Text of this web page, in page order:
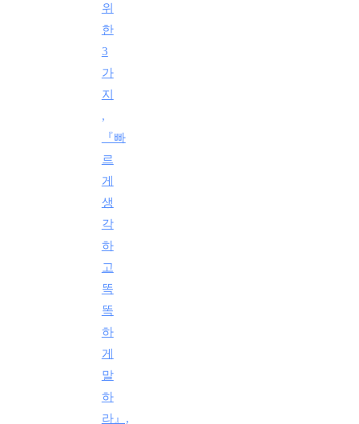
위
한
3
가
지
,
『빠
르
게
생
각
하
고
똑
똑
하
게
말
하
라』,